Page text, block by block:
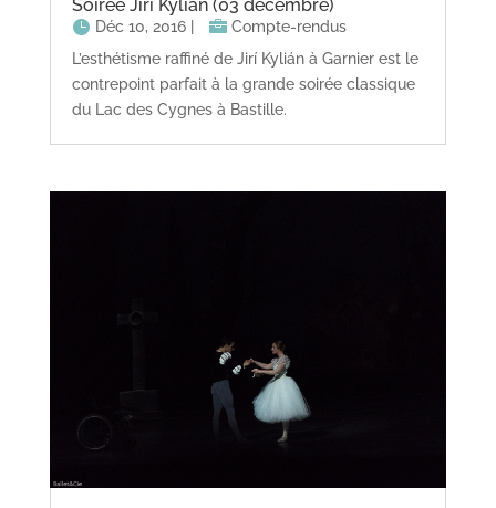
Soirée Jirí Kylián (03 décembre)
Déc 10, 2016|
Compte-rendus
L’esthétisme raffiné de Jirí Kylián à Garnier est le
contrepoint parfait à la grande soirée classique
du Lac des Cygnes à Bastille.